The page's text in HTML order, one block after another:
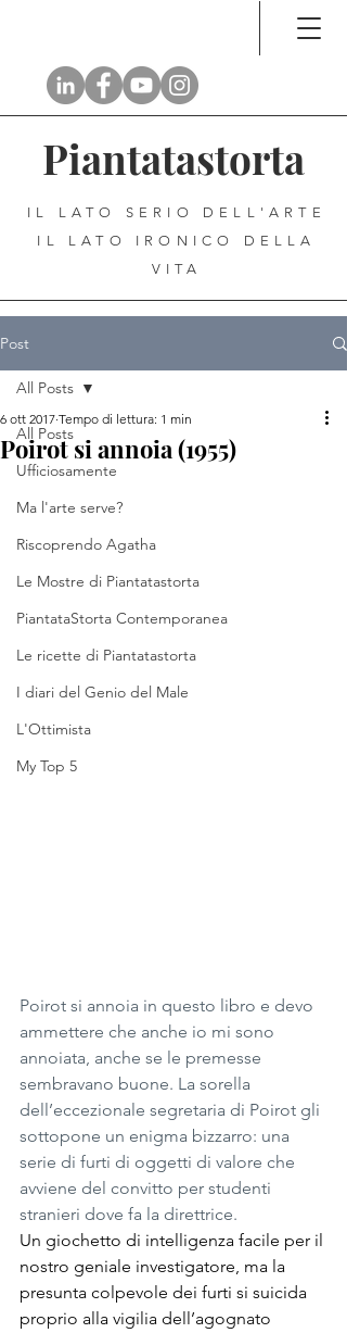
Piantatastorta
IL LATO SERIO DELL'ARTE
IL LATO IRONICO DELLA
VITA
Post
All Posts
Ufficiosamente
Ma l'arte serve?
Riscoprendo Agatha
Le Mostre di Piantatastorta
PiantataStorta Contemporanea
Le ricette di Piantatastorta
I diari del Genio del Male
L'Ottimista
My Top 5
All Posts
Poirot si annoia (1955)
6 ott 2017 Tempo di lettura: 1 min
Poirot si annoia in questo libro e devo
ammettere che anche io mi sono
annoiata, anche se le premesse
sembravano buone. La sorella
dell’eccezionale segretaria di Poirot gli
sottopone un enigma bizzarro: una
serie di furti di oggetti di valore che
avviene del convitto per studenti
stranieri dove fa la direttrice.
Un giochetto di intelligenza facile per il
nostro geniale investigatore, ma la
presunta colpevole dei furti si suicida
proprio alla vigilia dell’agognato